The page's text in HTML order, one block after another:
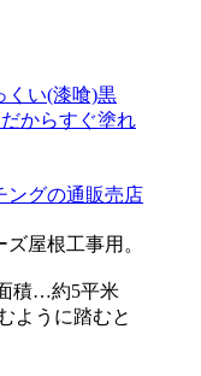
くい(漆喰)黒
からすぐ塗れ
ングの通販売店
屋根工事用。
積…約5平米
ように踏むと